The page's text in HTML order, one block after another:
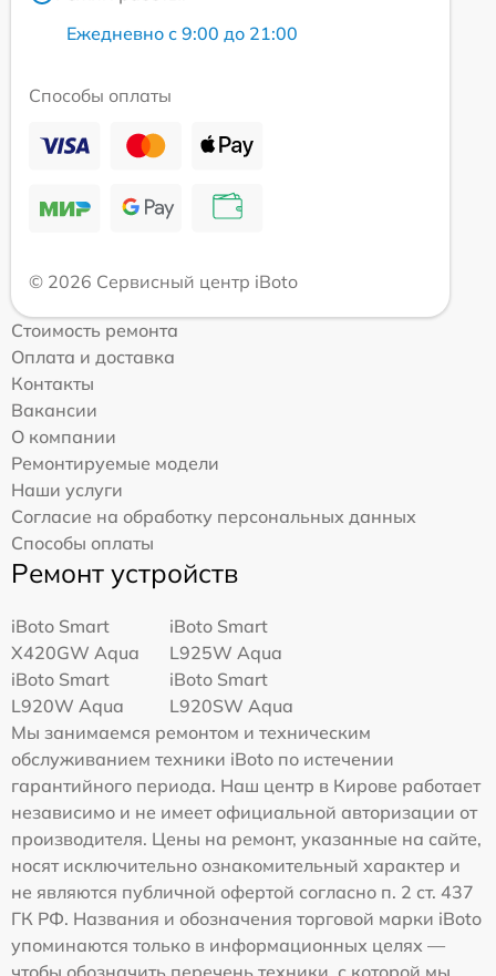
Ежедневно с 9:00 до 21:00
Способы оплаты
© 2026 Сервисный центр iBoto
Стоимость ремонта
Оплата и доставка
Контакты
Вакансии
О компании
Ремонтируемые модели
Наши услуги
Согласие на обработку персональных данных
Способы оплаты
Ремонт устройств
iBoto Smart
Х420GW Aqua
iBoto Smart
L925W Aqua
iBoto Smart
L920W Aqua
iBoto Smart
L920SW Aqua
Мы занимаемся ремонтом и техническим
обслуживанием техники iBoto по истечении
гарантийного периода. Наш центр в Кирове работает
независимо и не имеет официальной авторизации от
производителя. Цены на ремонт, указанные на сайте,
носят исключительно ознакомительный характер и
не являются публичной офертой согласно п. 2 ст. 437
ГК РФ. Названия и обозначения торговой марки iBoto
упоминаются только в информационных целях —